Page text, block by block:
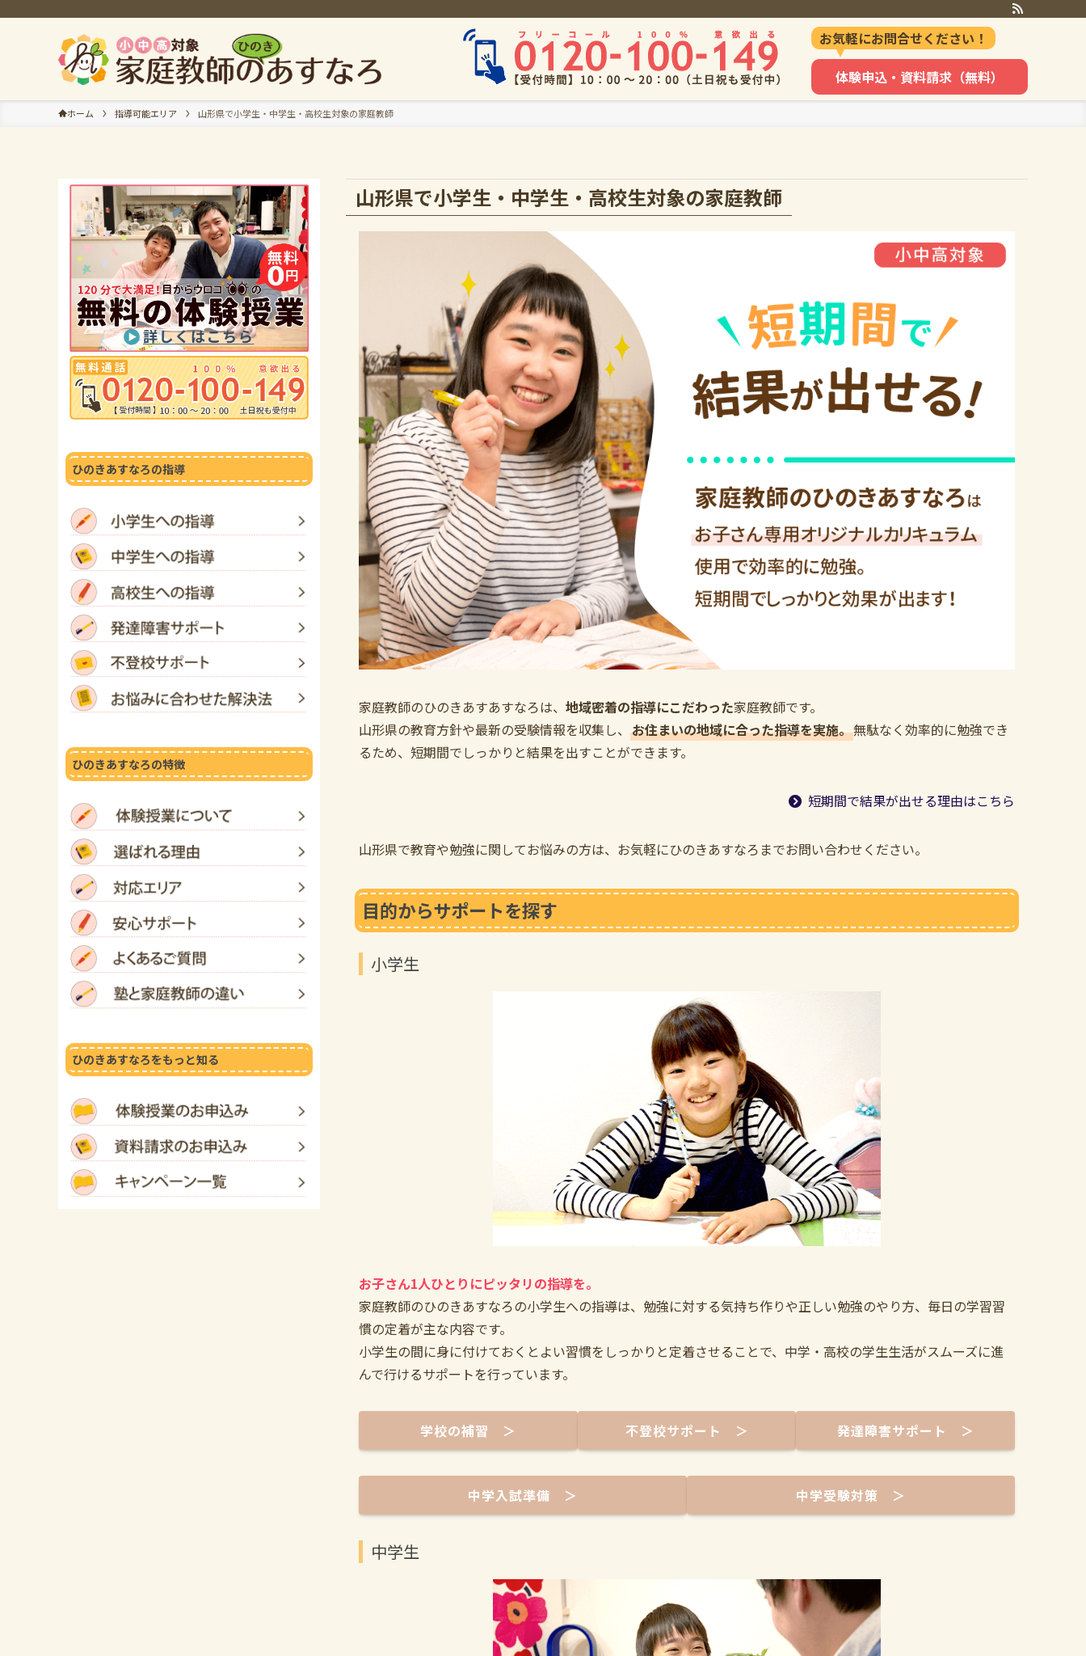
お気軽にお問合せください！
体験申込・資料請求（無料）
ホーム 指導可能エリア 山形県で小学生・中学生・高校生対象の家庭教師
山形県で小学生・中学生・高校生対象の家庭教師
家庭教師のひのきあすあすなろは、 地域密着の指導にこだわった家庭教師です。
山形県の教育方針や最新の受験情報を収集し、 お住まいの地域に合った指導を実施。無駄なく効率的に勉強でき
るため、短期間でしっかりと結果を出すことができます。
短期間で結果が出せる理由はこちら
山形県で教育や勉強に関してお悩みの方は、お気軽にひのきあすなろまでお問い合わせください。
目的からサポートを探す
小学生
お子さん1人ひとりにピッタリの指導を。
家庭教師のひのきあすなろの小学生への指導は、勉強に対する気持ち作りや正しい勉強のやり方、毎日の学習習
慣の定着が主な内容です。
小学生の間に身に付けておくとよい習慣をしっかりと定着させることで、中学・高校の学生生活がスムーズに進
んで行けるサポートを行っています。
学校の補習 ＞ 不登校サポート ＞ 発達障害サポート ＞
中学入試準備 ＞ 中学受験対策 ＞
中学生
ひのきあすなろの指導
ひのきあすなろの特徴
ひのきあすなろをもっと知る